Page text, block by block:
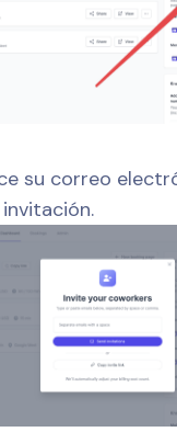
su correo